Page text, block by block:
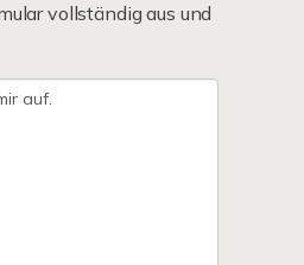
vollständig aus und